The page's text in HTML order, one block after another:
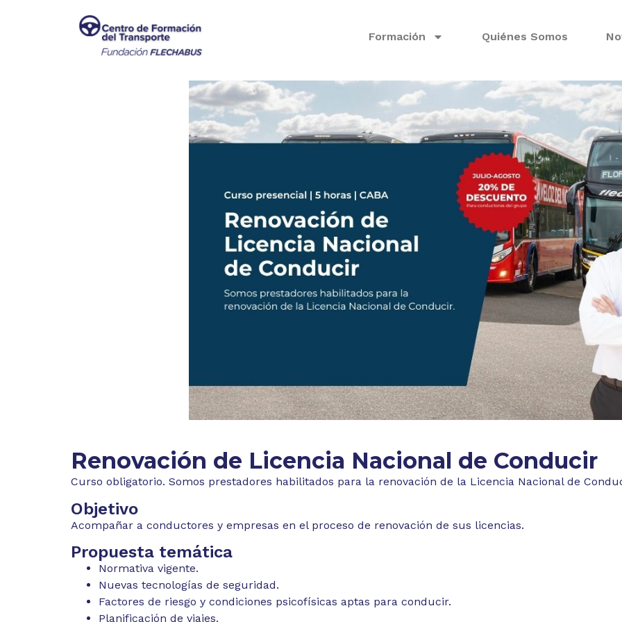
Formación Quiénes Somos
Renovación de Licencia Nacional de Conducir
Curso obligatorio. Somos prestadores habilitados para la renovación de la Licencia Nacional de
Objetivo
Acompañar a conductores y empresas en el proceso de renovación de sus licencias.
Propuesta temática
Normativa vigente.
Nuevas tecnologías de seguridad.
Factores de riesgo y condiciones psicofísicas aptas para conducir.
Planificación de viajes.